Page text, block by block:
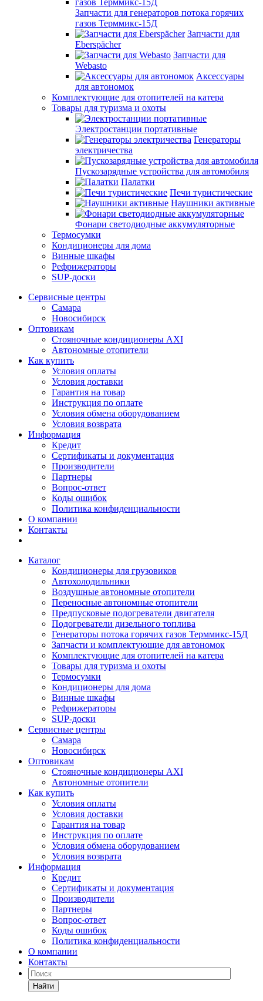
Запчасти для генераторов потока горячих
газов Терммикс-15Д
Запчасти для
Eberspächer
Запчасти для
Webasto
Аксессуары
для автономок
Комплектующие для отопителей на катера
Товары для туризма и охоты
Электростанции портативные
Генераторы
электричества
Пускозарядные устройства для автомобиля
Палатки
Печи туристические
Наушники активные
Фонари светодиодные аккумуляторные
Термосумки
Кондиционеры для дома
Винные шкафы
Рефрижераторы
SUP-доски
Сервисные центры
Самара
Новосибирск
Оптовикам
Стояночные кондиционеры AXI
Автономные отопители
Как купить
Условия оплаты
Условия доставки
Гарантия на товар
Инструкция по оплате
Условия обмена оборудованием
Условия возврата
Информация
Кредит
Сертификаты и документация
Производители
Партнеры
Вопрос-ответ
Коды ошибок
Политика конфиденциальности
О компании
Контакты
Каталог
Кондиционеры для грузовиков
Автохолодильники
Воздушные автономные отопители
Переносные автономные отопители
Предпусковые подогреватели двигателя
Подогреватели дизельного топлива
Генераторы потока горячих газов Терммикс-15Д
Запчасти и комплектующие для автономок
Комплектующие для отопителей на катера
Товары для туризма и охоты
Термосумки
Кондиционеры для дома
Винные шкафы
Рефрижераторы
SUP-доски
Сервисные центры
Самара
Новосибирск
Оптовикам
Стояночные кондиционеры AXI
Автономные отопители
Как купить
Условия оплаты
Условия доставки
Гарантия на товар
Инструкция по оплате
Условия обмена оборудованием
Условия возврата
Информация
Кредит
Сертификаты и документация
Производители
Партнеры
Вопрос-ответ
Коды ошибок
Политика конфиденциальности
О компании
Контакты
Найти